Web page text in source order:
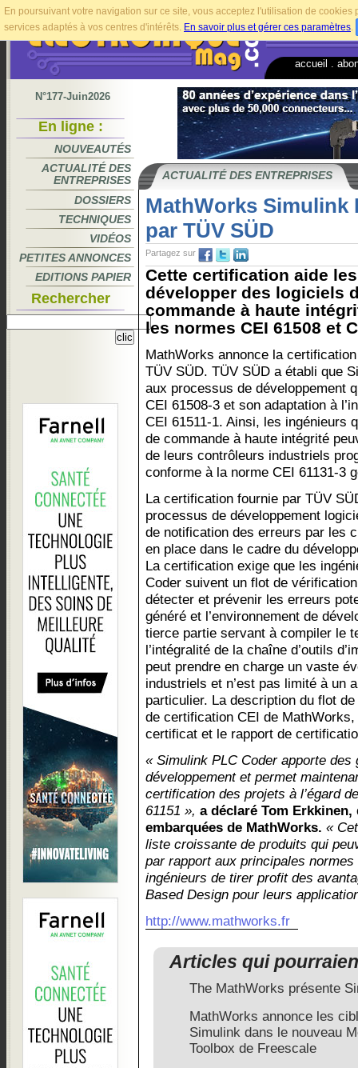
En poursuivant votre navigation sur ce site, vous acceptez l'utilisation de
services adaptés à vos centres d'intérêts. En savoir plus et gérer ces paramètres.
accueil
N°177-Juin2026
En ligne :
NOUVEAUTÉS
ACTUALITÉ DES
ENTREPRISES
DOSSIERS
TECHNIQUES
VIDÉOS
PETITES ANNONCES
EDITIONS PAPIER
Rechercher
ACTUALITÉ DES ENTREPRISES
MathWorks Simulink
par TÜV SÜD
Partagez sur
Cette certification aide
développer des logiciels
commande à haute
les normes CEI 61508 et
MathWorks annonce la
TÜV SÜD. TÜV SÜD a établi que
aux processus de développement
CEI 61508-3 et son adaptation à
CEI 61511-1. Ainsi, les ingénieurs
de commande à haute intégrité
de leurs contrôleurs industriels
conforme à la norme CEI 61131-3
La certification fournie par TÜV
processus de développement
de notification des erreurs par les
en place dans le cadre du
La certification exige que les
Coder suivent un flot de
détecter et prévenir les erreurs
généré et l’environnement de
tierce partie servant à compiler le
l’intégralité de la chaîne d’outils
peut prendre en charge un vaste
industriels et n’est pas limité à un
particulier. La description du flot
de certification CEI de
certificat et le rapport de
« Simulink PLC Coder apporte des
développement et permet
certification des projets à l’égard
61151 », a déclaré Tom
embarquées de MathWorks. «
liste croissante de produits qui
par rapport aux principales
ingénieurs de tirer profit des
Based Design pour leurs
http://www.mathworks.fr
Articles qui
The MathWorks présente
MathWorks annonce les
Simulink dans le nouveau
Toolbox de Freescale